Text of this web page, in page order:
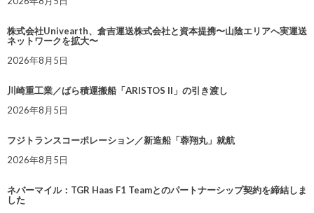
株式会社Univearth、倉吉運送株式会社と資本提携〜山陰エリアへ実運送
ネットワークを拡大〜
2026年8月5日
川崎重工業／ばら積運搬船「ARISTOS II」の引き渡し
2026年8月5日
フジトランスコーポレーション／新造船「蓉翔丸」就航
2026年8月5日
ネバーマイル：TGR Haas F1 Teamとのパートナーシップ契約を締結しま
した